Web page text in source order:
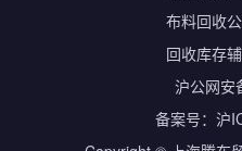
布料回收
回收库存
沪公网安
备案号： 沪